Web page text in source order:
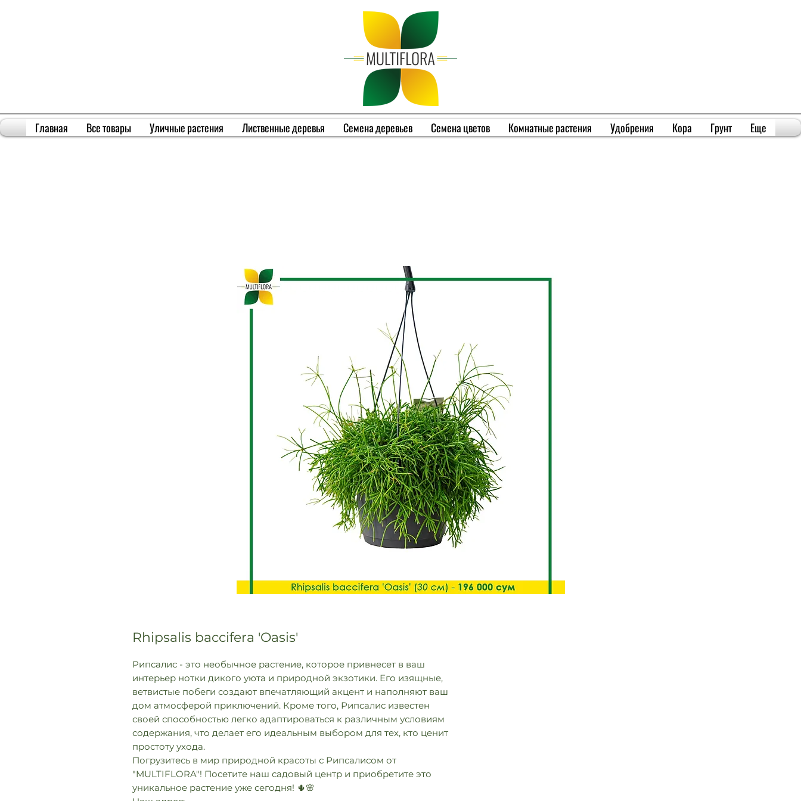
Главная Все товары Уличные растения Лиственные деревья Семена деревьев Семена цветов Комнатные растения Удобрения Кора Грунт Еще
Rhipsalis baccifera 'Oasis'
Рипсалис - это необычное растение, которое привнесет в ваш
интерьер нотки дикого уюта и природной экзотики. Его изящные,
ветвистые побеги создают впечатляющий акцент и наполняют ваш
дом атмосферой приключений. Кроме того, Рипсалис известен
своей способностью легко адаптироваться к различным условиям
содержания, что делает его идеальным выбором для тех, кто ценит
простоту ухода.
Погрузитесь в мир природной красоты с Рипсалисом от
"MULTIFLORA"! Посетите наш садовый центр и приобретите это
уникальное растение уже сегодня! 🌵🌸